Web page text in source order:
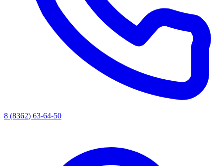
8 (8362) 63-64-50